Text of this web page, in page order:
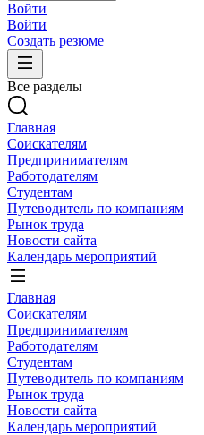
Войти
Войти
Создать резюме
Все разделы
Главная
Соискателям
Предпринимателям
Работодателям
Студентам
Путеводитель по компаниям
Рынок труда
Новости сайта
Календарь мероприятий
Главная
Соискателям
Предпринимателям
Работодателям
Студентам
Путеводитель по компаниям
Рынок труда
Новости сайта
Календарь мероприятий